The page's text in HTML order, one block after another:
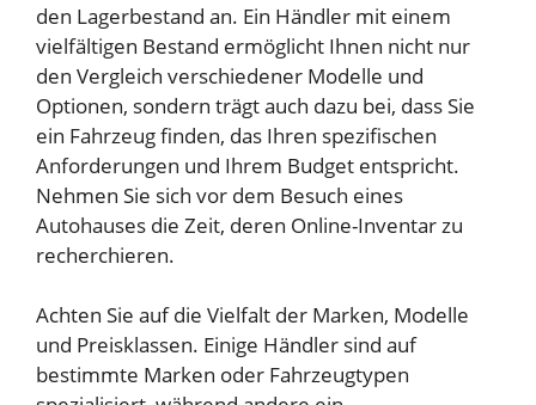
den Lagerbestand an. Ein Händler mit einem
vielfältigen Bestand ermöglicht Ihnen nicht nur
den Vergleich verschiedener Modelle und
Optionen, sondern trägt auch dazu bei, dass Sie
ein Fahrzeug finden, das Ihren spezifischen
Anforderungen und Ihrem Budget entspricht.
Nehmen Sie sich vor dem Besuch eines
Autohauses die Zeit, deren Online-Inventar zu
recherchieren.
Achten Sie auf die Vielfalt der Marken, Modelle
und Preisklassen. Einige Händler sind auf
bestimmte Marken oder Fahrzeugtypen